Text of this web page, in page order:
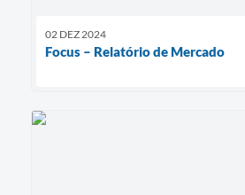
02 DEZ 2024
Focus – Relatório de Mercado